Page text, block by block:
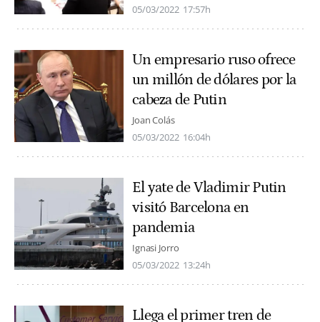
05/03/2022 17:57h
Un empresario ruso ofrece
un millón de dólares por la
cabeza de Putin
Joan Colás
05/03/2022 16:04h
El yate de Vladimir Putin
visitó Barcelona en
pandemia
Ignasi Jorro
05/03/2022 13:24h
Llega el primer tren de